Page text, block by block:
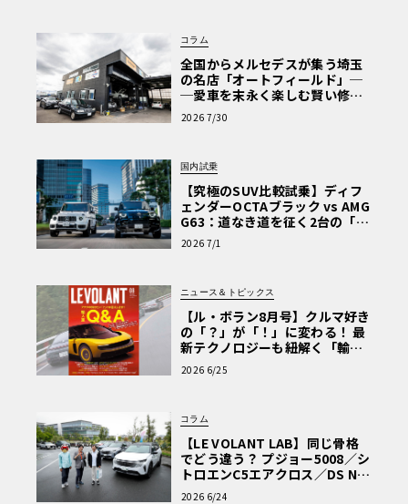
コラム
全国からメルセデスが集う埼玉
の名店「オートフィールド」─
─愛車を末永く楽しむ賢い修理
術と、プロがフックス製オイル
を選ぶ理由〈PR〉
2026 7/30
国内試乗
【究極のSUV比較試乗】ディフ
ェンダーOCTAブラック vs AMG
G63：道なき道を征く2台の「対
極的アプローチ」
2026 7/1
ニュース＆トピックス
【ル・ボラン8月号】クルマ好き
の「？」が「！」に変わる！ 最
新テクノロジーも紐解く「輸入
車Q&A」
2026 6/25
コラム
【LE VOLANT LAB】同じ骨格
でどう違う？ プジョー5008／シ
トロエンC5エアクロス／DS Nº4
読者一気乗りレポート
2026 6/24